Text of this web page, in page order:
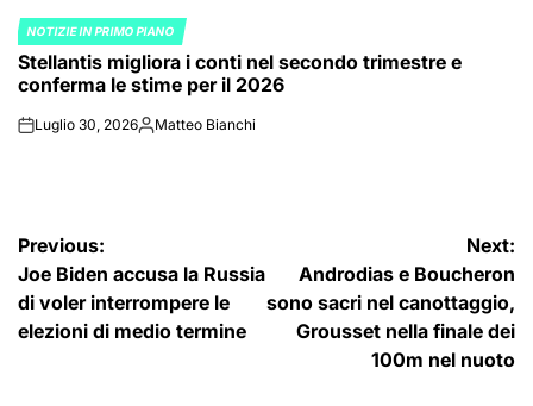
POSTED
IN
NOTIZIE IN PRIMO PIANO
Stellantis migliora i conti nel secondo trimestre e
conferma le stime per il 2026
onLuglio 30, 2026Posted
Matteo Bianchi
Navigazione
articoli
Previous:
Joe Biden accusa la Russia
di voler interrompere le
elezioni di medio termine
Next:
Androdias e Boucheron
sono sacri nel canottaggio,
Grousset nella finale dei
100m nel nuoto